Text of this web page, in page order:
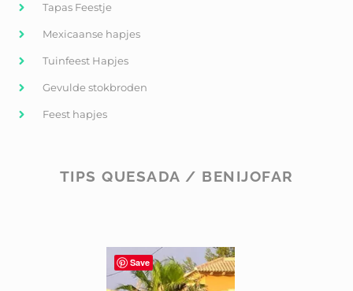
Tapas Feestje
Mexicaanse hapjes
Tuinfeest Hapjes
Gevulde stokbroden
Feest hapjes
TIPS QUESADA / BENIJOFAR
Save